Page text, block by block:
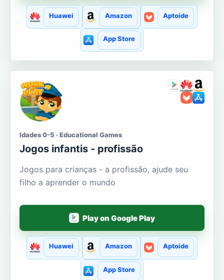
Huawei Amazon Aptoide
App Store
Idades 0-5 · Educational Games
Jogos infantis - profissão
Jogos para crianças - a profissão, ajude seu
filho a aprender o mundo
Play on Google Play
Huawei Amazon Aptoide
App Store